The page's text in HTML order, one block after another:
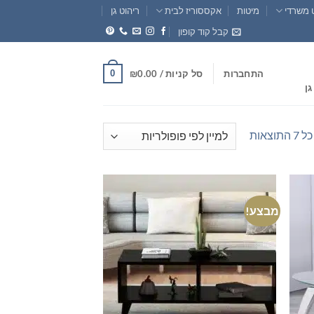
משרדי מיטות אקססוריז לבית
ריהוט גן
קבל קוד קופון
התחברות סל קניות / ₪0.00
0
ממוין
לפי
מבצע!